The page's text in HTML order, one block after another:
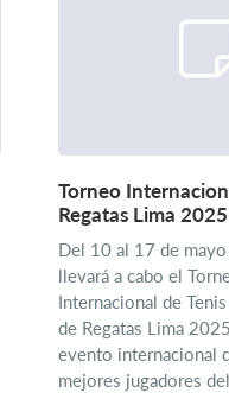
Torneo
Regatas Lima
Del 10 al 17 de
llevará a cabo el
Internacional de
de Regatas Lima
evento internacional
mejores jugadores